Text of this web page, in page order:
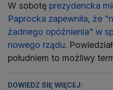
W sobotę prezydencka
Paprocka zapewniła, że
żadnego opóźnienia" w
nowego rządu.
południem to możliwy
DOWIEDZ SIĘ WIĘCEJ: